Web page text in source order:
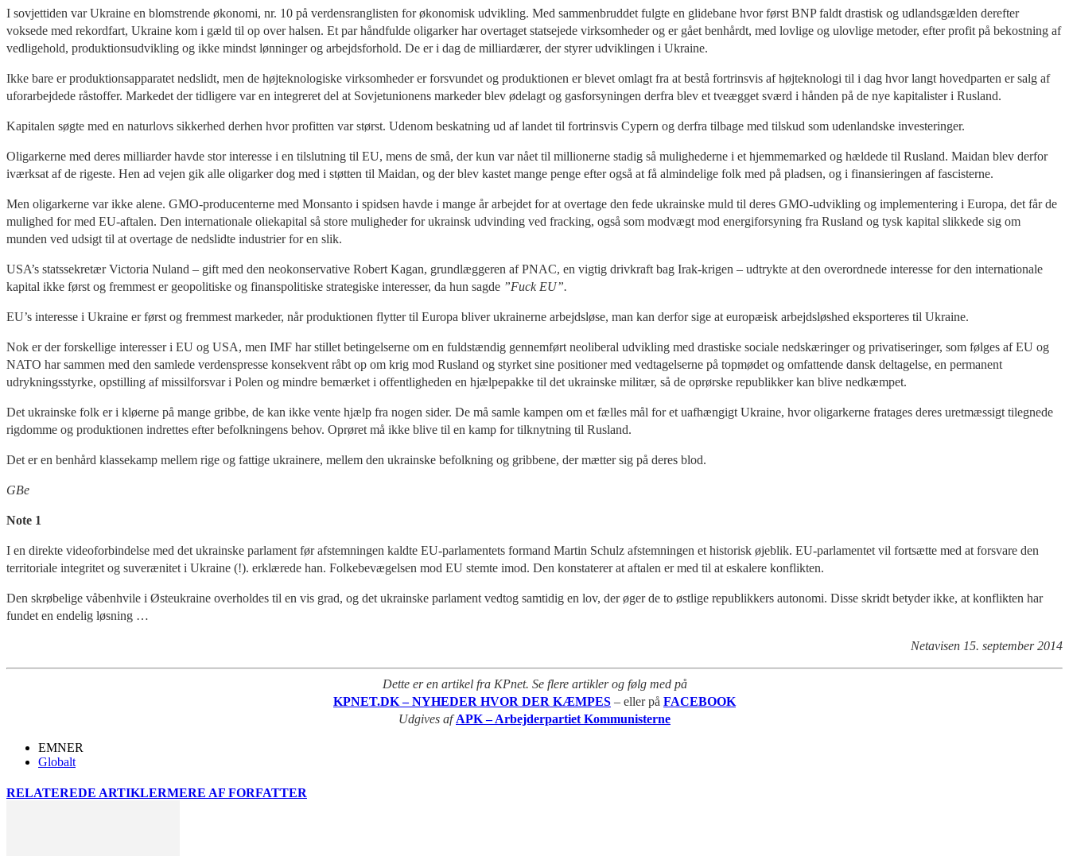
I sovjettiden var Ukraine en blomstrende økonomi, nr. 10 på verdensranglisten for økonomisk udvikling. Med sammenbruddet fulgte en glidebane hvor først BNP faldt drastisk og udlandsgælden derefter
voksede med rekordfart, Ukraine kom i gæld til op over halsen. Et par håndfulde oligarker har overtaget statsejede virksomheder og er gået benhårdt, med lovlige og ulovlige metoder, efter profit på bekostning af
vedligehold, produktionsudvikling og ikke mindst lønninger og arbejdsforhold. De er i dag de milliardærer, der styrer udviklingen i Ukraine.
Ikke bare er produktionsapparatet nedslidt, men de højteknologiske virksomheder er forsvundet og produktionen er blevet omlagt fra at bestå fortrinsvis af højteknologi til i dag hvor langt hovedparten er salg af
uforarbejdede råstoffer. Markedet der tidligere var en integreret del at Sovjetunionens markeder blev ødelagt og gasforsyningen derfra blev et tveægget sværd i hånden på de nye kapitalister i Rusland.
Kapitalen søgte med en naturlovs sikkerhed derhen hvor profitten var størst. Udenom beskatning ud af landet til fortrinsvis Cypern og derfra tilbage med tilskud som udenlandske investeringer.
Oligarkerne med deres milliarder havde stor interesse i en tilslutning til EU, mens de små, der kun var nået til millionerne stadig så mulighederne i et hjemmemarked og hældede til Rusland. Maidan blev derfor
iværksat af de rigeste. Hen ad vejen gik alle oligarker dog med i støtten til Maidan, og der blev kastet mange penge efter også at få almindelige folk med på pladsen, og i finansieringen af fascisterne.
Men oligarkerne var ikke alene. GMO-producenterne med Monsanto i spidsen havde i mange år arbejdet for at overtage den fede ukrainske muld til deres GMO-udvikling og implementering i Europa, det får de
mulighed for med EU-aftalen. Den internationale oliekapital så store muligheder for ukrainsk udvinding ved fracking, også som modvægt mod energiforsyning fra Rusland og tysk kapital slikkede sig om
munden ved udsigt til at overtage de nedslidte industrier for en slik.
USA’s statssekretær Victoria Nuland – gift med den neokonservative Robert Kagan, grundlæggeren af PNAC, en vigtig drivkraft bag Irak-krigen – udtrykte at den overordnede interesse for den internationale
kapital ikke først og fremmest er geopolitiske og finanspolitiske strategiske interesser, da hun sagde ”Fuck EU”.
EU’s interesse i Ukraine er først og fremmest markeder, når produktionen flytter til Europa bliver ukrainerne arbejdsløse, man kan derfor sige at europæisk arbejdsløshed eksporteres til Ukraine.
Nok er der forskellige interesser i EU og USA, men IMF har stillet betingelserne om en fuldstændig gennemført neoliberal udvikling med drastiske sociale nedskæringer og privatiseringer, som følges af EU og
NATO har sammen med den samlede verdenspresse konsekvent råbt op om krig mod Rusland og styrket sine positioner med vedtagelserne på topmødet og omfattende dansk deltagelse, en permanent
udrykningsstyrke, opstilling af missilforsvar i Polen og mindre bemærket i offentligheden en hjælpepakke til det ukrainske militær, så de oprørske republikker kan blive nedkæmpet.
Det ukrainske folk er i kløerne på mange gribbe, de kan ikke vente hjælp fra nogen sider. De må samle kampen om et fælles mål for et uafhængigt Ukraine, hvor oligarkerne fratages deres uretmæssigt tilegnede
rigdomme og produktionen indrettes efter befolkningens behov. Oprøret må ikke blive til en kamp for tilknytning til Rusland.
Det er en benhård klassekamp mellem rige og fattige ukrainere, mellem den ukrainske befolkning og gribbene, der mætter sig på deres blod.
GBe
Note 1
I en direkte videoforbindelse med det ukrainske parlament før afstemningen kaldte EU-parlamentets formand Martin Schulz afstemningen et historisk øjeblik. EU-parlamentet vil fortsætte med at forsvare den
territoriale integritet og suverænitet i Ukraine (!). erklærede han. Folkebevægelsen mod EU stemte imod. Den konstaterer at aftalen er med til at eskalere konflikten.
Den skrøbelige våbenhvile i Østeukraine overholdes til en vis grad, og det ukrainske parlament vedtog samtidig en lov, der øger de to østlige republikkers autonomi. Disse skridt betyder ikke, at konflikten har
fundet en endelig løsning …
Netavisen 15. september 2014
Dette er en artikel fra KPnet. Se flere artikler og følg med på
KPNET.DK – NYHEDER HVOR DER KÆMPES – eller på FACEBOOK
Udgives afAPK – Arbejderpartiet Kommunisterne
EMNER
Globalt
RELATEREDE ARTIKLERMERE AF FORFATTER